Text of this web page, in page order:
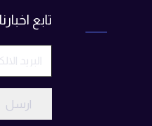
تابع اخبارنا
ارسل